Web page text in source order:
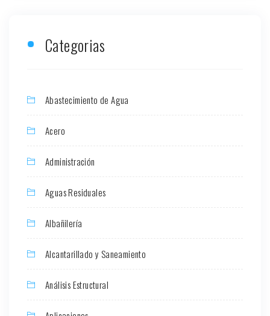
Categorias
Abastecimiento de Agua
Acero
Administración
Aguas Residuales
Albañilería
Alcantarillado y Saneamiento
Análisis Estructural